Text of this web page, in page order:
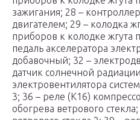
зажигания; 28 –
двигателем; 29 – колодка
приборов к колодке жгута
педаль акселератора
добавочный; 32 –
датчик солнечной
электровентилятора
3; 36 – реле (К16)
обогрева ветрового